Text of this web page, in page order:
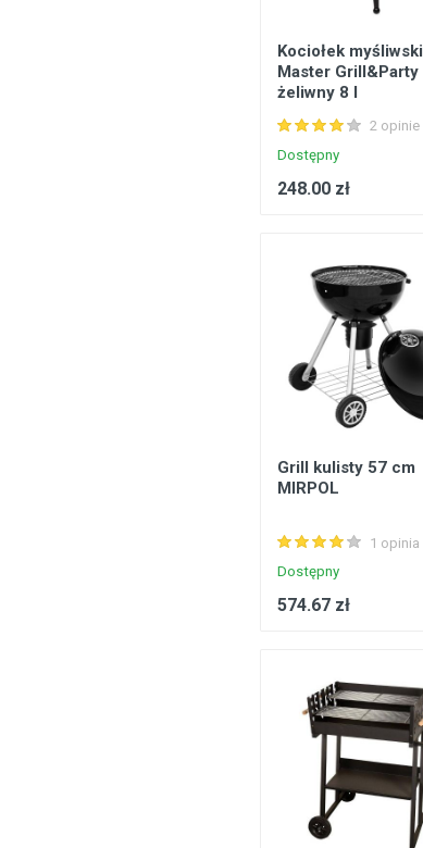
Kociołek myśliwski
Master Grill&Party
żeliwny 8 l
2 opinie
Dostępny
248.00 zł
Grill kulisty 57 cm
MIRPOL
1 opinia
Dostępny
574.67 zł